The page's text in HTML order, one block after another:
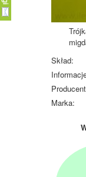
Skład:
Marka: